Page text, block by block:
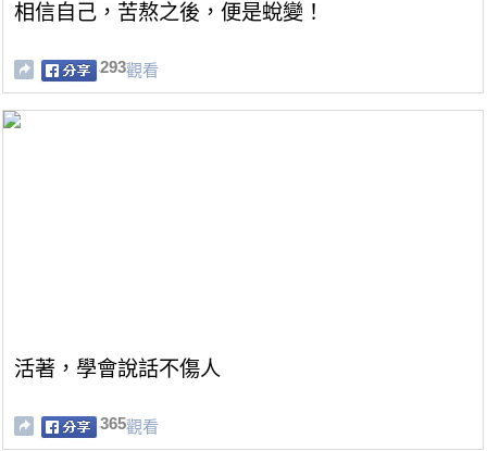
相信自己，苦熬之後，便是蛻變！
293觀看
活著，學會說話不傷人
365觀看